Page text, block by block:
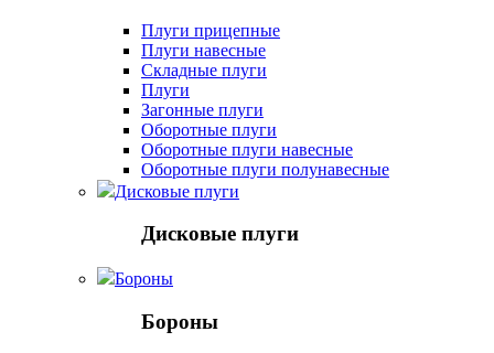
Плуги прицепные
Плуги навесные
Складные плуги
Плуги
Загонные плуги
Оборотные плуги
Оборотные плуги навесные
Оборотные плуги полунавесные
Дисковые плуги
Дисковые плуги
Бороны
Бороны